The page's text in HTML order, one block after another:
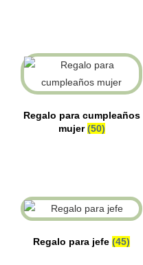
Regalo para cumpleaños
mujer(50)
Regalo para jefe (45)